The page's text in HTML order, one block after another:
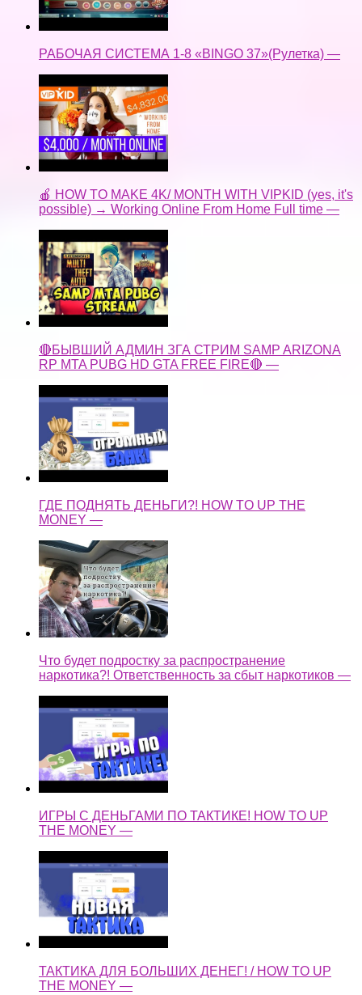
РАБОЧАЯ СИСТЕМА 1-8 «BINGO 37»(Рулетка) —
🍎 HOW TO MAKE 4K/ MONTH WITH VIPKID (yes, it's
possible) → Working Online From Home Full time —
🔴БЫВШИЙ АДМИН ЗГА СТРИМ SAMP ARIZONA
RP MTA PUBG HD GTA FREE FIRE🔴 —
ГДЕ ПОДНЯТЬ ДЕНЬГИ?! HOW TO UP THE
MONEY —
Что будет подростку за распространение
наркотика?! Ответственность за сбыт наркотиков —
ИГРЫ С ДЕНЬГАМИ ПО ТАКТИКЕ! HOW TO UP
THE MONEY —
ТАКТИКА ДЛЯ БОЛЬШИХ ДЕНЕГ! / HOW TO UP
THE MONEY —